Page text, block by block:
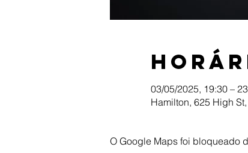
03/05/2025, 19:30 –
Hamilton, 625 High
O Google Maps foi bloqueado